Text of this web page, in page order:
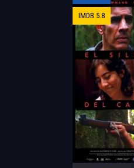
IMDB 5.8